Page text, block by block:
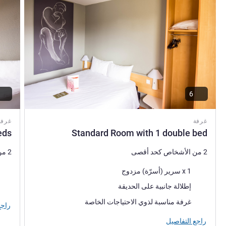
غرفة
Standard Room with 1 double bed
2 من الأشخاص كحد أقصى
فرش السرير
1 x سرير (أسرّة) مزدوج
المناظر:إطلالة جانبية على الحديقة
غرفة مناسبة لذوي الاحتياجات الخاصة
راجع التفاصيل
2 من الأشخاص كحد أقصى